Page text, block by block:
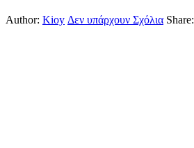
Author: Kioy Δεν υπάρχουν Σχόλια Share: